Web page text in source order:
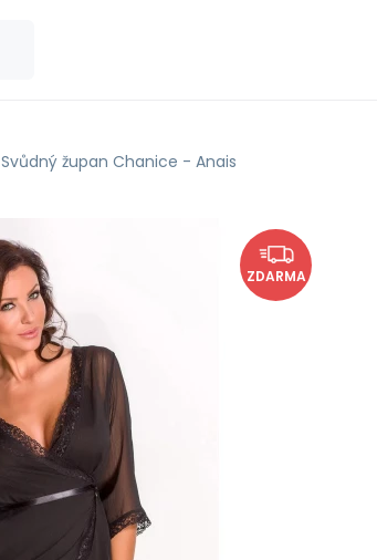
Svůdný župan Chanice - Anais
ZDARMA